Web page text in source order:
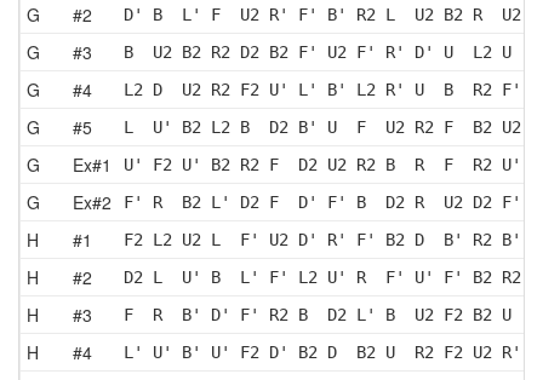
G #2 D' B  L' F  U2 R' F' B' R2 L  U2 B2 R  U2
G #3 B  U2 B2 R2 D2 B2 F' U2 F' R' D' U  L2 U
G #4 L2 D  U2 R2 F2 U' L' B' L2 R' U  B  R2 F'
G #5 L  U' B2 L2 B  D2 B' U  F  U2 R2 F  B2 U2
G Ex#1 U' F2 U' B2 R2 F  D2 U2 R2 B  R  F  R2 U'
G Ex#2 F' R  B2 L' D2 F  D' F' B  D2 R  U2 D2 F' L2
H #1 F2 L2 U2 L  F' U2 D' R' F' B2 D  B' R2 B'
H #2 D2 L  U' B  L' F' L2 U' R  F' U' F' B2 R2
H #3 F  R  B' D' F' R2 B  D2 L' B  U2 F2 B2 U
H #4 L' U' B' U' F2 D' B2 D  B2 U  R2 F2 U2 R'